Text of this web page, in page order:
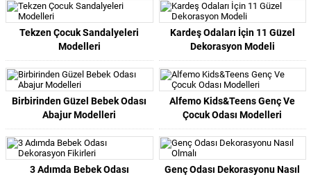
Tekzen Çocuk Sandalyeleri
Modelleri
Kardeş Odaları İçin 11 Güzel
Dekorasyon Modeli
Birbirinden Güzel Bebek Odası
Abajur Modelleri
Alfemo Kids&Teens Genç Ve
Çocuk Odası Modelleri
3 Adımda Bebek Odası
Genç Odası Dekorasyonu Nasıl